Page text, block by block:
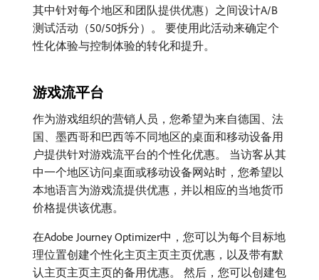
其中针对每个地区和团队提供优惠）之间设计A/B
测试活动（50/50拆分）。 要使用此活动来确定个
性化体验与控制体验的转化和提升。
游戏流平台
作为游戏组织的营销人员，您希望为来自德国、法
国、墨西哥和巴西等不同地区的桌面和移动设备用
户提供针对游戏流平台的个性化优惠。 当访客从其
中一个地区访问桌面或移动设备网站时，您希望以
本地语言为游戏流提供优惠，并以相应的当地货币
价格提供该优惠。
在Adobe Journey Optimizer中，您可以为每个目标地
理位置创建个性化主页主页主页优惠，以及带有默
认主页主页主页的备用优惠。 然后，您可以创建包